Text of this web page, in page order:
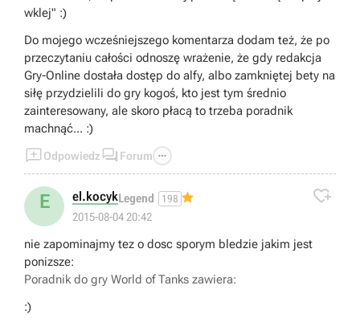
- Do poradnika nie byłem zmuszany, sam się
zaoferowałem do jego napisania ;)
wklej" :)
Do mojego wcześniejszego komentarza dodam też, że po
przeczytaniu całości odnoszę wrażenie, że gdy redakcja
Gry-Online dostała dostęp do alfy, albo zamkniętej bety na
siłę przydzielili do gry kogoś, kto jest tym średnio
zainteresowany, ale skoro płacą to trzeba poradnik
machnąć... :)
Odpowiedz  Forum 
E el.kocykLegend 198
2015-08-04 20:42

nie zapominajmy tez o dosc sporym bledzie jakim jest
ponizsze:
Poradnik do gry World of Tanks zawiera:
:)